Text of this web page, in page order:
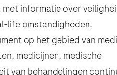
informatie over
life omstandigheden.
op het gebied van
medicijnen, medische
van behandelingen
legal and privacy